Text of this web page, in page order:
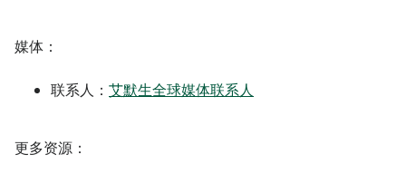
媒体：
联系人： 艾默生全球媒体联系人
更多资源：